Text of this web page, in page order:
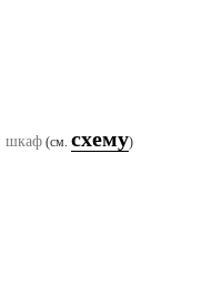
шкаф (см. схему)